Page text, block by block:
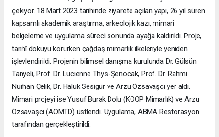
çekiyor. 18 Mart 2023 tarihinde ziyarete açılan yapı, 26 yıl süren
kapsamlı akademik araştırma, arkeolojik kazı, mimari
belgeleme ve uygulama süreci sonunda ayağa kaldırıldı. Proje,
tarihî dokuyu korurken çağdaş mimarlık ilkeleriyle yeniden
işlevlendirildi. Projenin bilimsel danışma kurulunda Dr. Gülsün
Tanyeli, Prof. Dr. Lucienne Thys-Şenocak, Prof. Dr. Rahmi
Nurhan Çelik, Dr. Haluk Sesigür ve Arzu Özsavaşcı yer aldı.
Mimari projeyi ise Yusuf Burak Dolu (KOOP Mimarlık) ve Arzu
Özsavaşcı (AOMTD) üstlendi. Uygulama, ABMA Restorasyon
tarafından gerçekleştirildi.